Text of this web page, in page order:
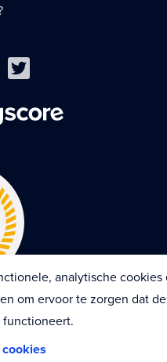
Cookies
analytische cookies
om ervoor te zorgen dat